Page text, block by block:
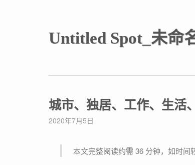
Untitled Spot_未命
城市、独居、工作、生活
2020年7月5日
本文完整阅读约需 36 分钟，如时